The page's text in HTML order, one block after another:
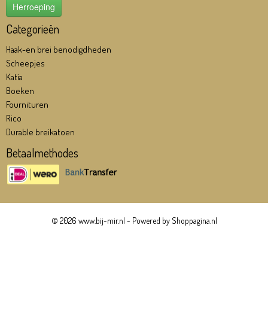
Herroeping
Categorieën
Haak-en brei benodigdheden
Scheepjes
Katia
Boeken
Fournituren
Rico
Durable breikatoen
Betaalmethodes
© 2026 www.bij-mir.nl - Powered by Shoppagina.nl